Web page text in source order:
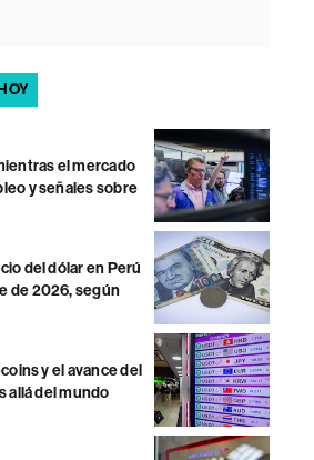
el mercado
y señales sobre
del dólar en Perú
de 2026, según
y el avance del
allá del mundo